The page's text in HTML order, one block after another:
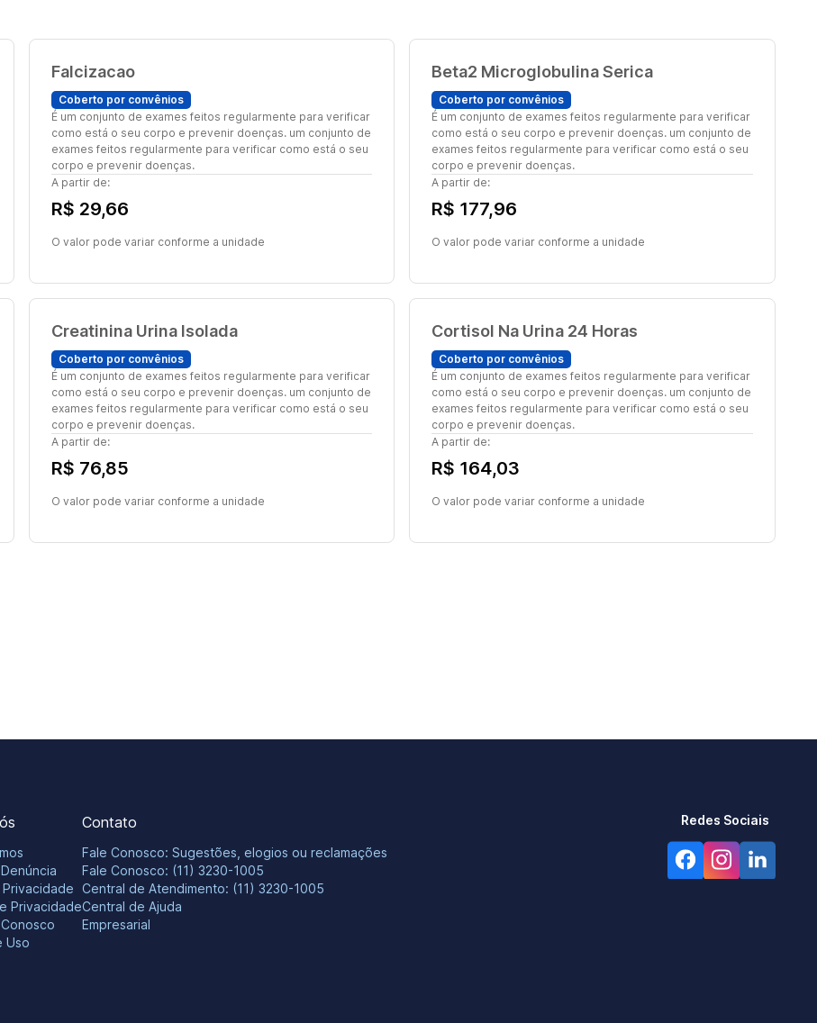
Falcizacao
Coberto por convênios
É um conjunto de exames feitos regularmente para verificar
como está o seu corpo e prevenir doenças. um conjunto de
exames feitos regularmente para verificar como está o seu
corpo e prevenir doenças.
A partir de:
R$ 29,66
O valor pode variar conforme a unidade
Beta2 Microglobulina Serica
Coberto por convênios
É um conjunto de exames feitos regularmente para verificar
como está o seu corpo e prevenir doenças. um conjunto de
exames feitos regularmente para verificar como está o seu
corpo e prevenir doenças.
A partir de:
R$ 177,96
O valor pode variar conforme a unidade
Creatinina Urina Isolada
Coberto por convênios
É um conjunto de exames feitos regularmente para verificar
como está o seu corpo e prevenir doenças. um conjunto de
exames feitos regularmente para verificar como está o seu
corpo e prevenir doenças.
A partir de:
R$ 76,85
O valor pode variar conforme a unidade
Cortisol Na Urina 24 Horas
Coberto por convênios
É um conjunto de exames feitos regularmente para verificar
como está o seu corpo e prevenir doenças. um conjunto de
exames feitos regularmente para verificar como está o seu
corpo e prevenir doenças.
A partir de:
R$ 164,03
O valor pode variar conforme a unidade
Privacidade
Uso
Contato
Fale Conosco: Sugestões, elogios ou reclamações
Fale Conosco: (11) 3230-1005
Central de Atendimento: (11) 3230-1005
Central de Ajuda
Empresarial
Redes Sociais